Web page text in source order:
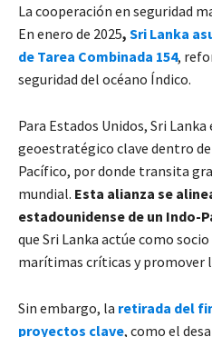
La cooperación en seguridad
En enero de 2025, Sri Lanka
de Tarea Combinada 154,
seguridad del océano Índico.
Para Estados Unidos, Sri
geoestratégico clave dentro
Pacífico, por donde transita
mundial. Esta alianza se
estadounidense de un Indo-
que Sri Lanka actúe como
marítimas críticas y promover
Sin embargo, la retirada del
proyectos clave, como el